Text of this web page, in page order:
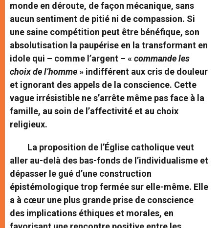
monde en déroute, de façon mécanique, sans
aucun sentiment de pitié ni de compassion. Si
une saine compétition peut être bénéfique, son
absolutisation la paupérise en la transformant en
idole qui – comme l’argent – « commande les
choix de l’homme » indifférent aux cris de douleur
et ignorant des appels de la conscience. Cette
vague irrésistible ne s’arrête même pas face à la
famille, au soin de l’affectivité et au choix
religieux.
La proposition de l’Église catholique veut
aller au-delà des bas-fonds de l’individualisme et
dépasser le gué d’une construction
épistémologique trop fermée sur elle-même. Elle
a à cœur une plus grande prise de conscience
des implications éthiques et morales, en